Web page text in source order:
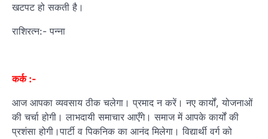
खटपट हो सकती है।
राशिरत्न:- पन्ना
कर्क :-
आज आपका व्यवसाय ठीक चलेगा। प्रमाद न करें। नए कार्यों, योजनाओं
की चर्चा होगी। लाभदायी समाचार आएँगे। समाज में आपके कार्यों की
प्रशंसा होगी।पार्टी व पिकनिक का आनंद मिलेगा। विद्यार्थी वर्ग को